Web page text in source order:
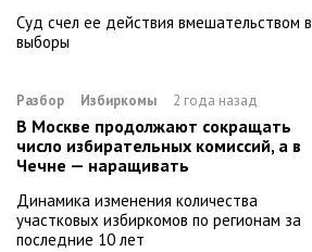
Суд счел ее действия вмешательством в
выборы
Разбор Избиркомы 2 года назад
В Москве продолжают сокращать
число избирательных комиссий, а в
Чечне — наращивать
Динамика изменения количества
участковых избиркомов по регионам за
последние 10 лет